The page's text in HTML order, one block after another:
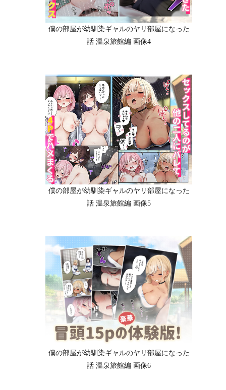
僕の部屋が幼馴染ギャルのヤリ部屋になった
話 温泉旅館編 画像4
僕の部屋が幼馴染ギャルのヤリ部屋になった
話 温泉旅館編 画像5
僕の部屋が幼馴染ギャルのヤリ部屋になった
話 温泉旅館編 画像6